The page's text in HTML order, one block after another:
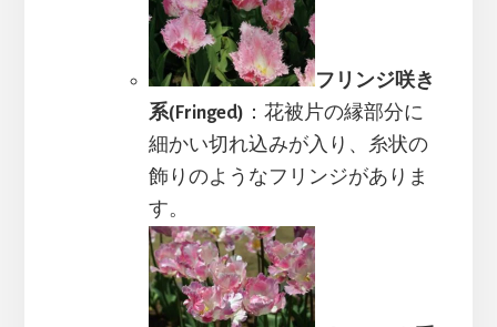
フリンジ咲き
系(Fringed) ：花被片の縁部分に
細かい切れ込みが入り、糸状の
飾りのようなフリンジがありま
す。